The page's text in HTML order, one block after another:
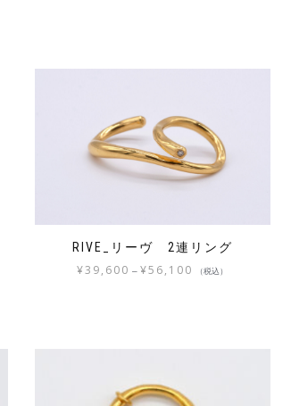
RIVE_リーヴ 2連リング
¥39,600 – ¥56,100 （税込）